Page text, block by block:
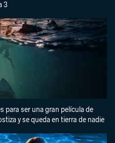
3
para ser una gran película de
y se queda en tierra de nadie